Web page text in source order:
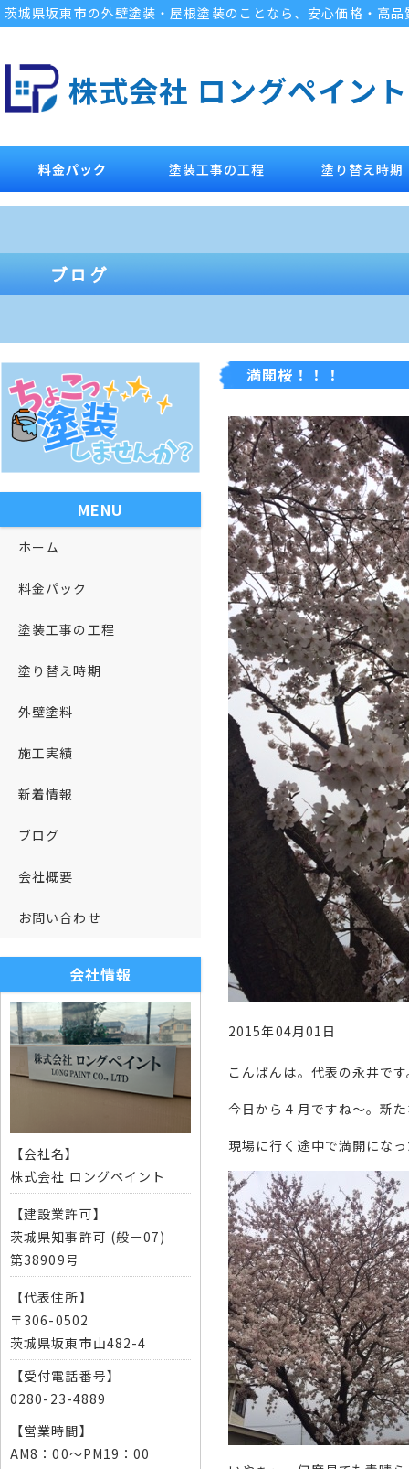
茨城県坂東市の外壁塗装・屋根塗装のことなら、安心価格・高
株式会社 ロングペイント
料金パック 塗装工事の工程 塗り替え時期
満開桜！！！
2015年04月01日
こんばんは。代表の永井で
今日から４月ですね～。新
現場に行く途中で満開にな
MENU
ホーム
料金パック
塗装工事の工程
塗り替え時期
外壁塗料
施工実績
新着情報
ブログ
会社概要
お問い合わせ
会社情報
【会社名】
株式会社 ロングペイント
【建設業許可】
茨城県知事許可 (般ー07)
第38909号
【代表住所】
〒306-0502
茨城県坂東市山482-4
【受付電話番号】
0280-23-4889
【営業時間】
AM8：00～PM19：00